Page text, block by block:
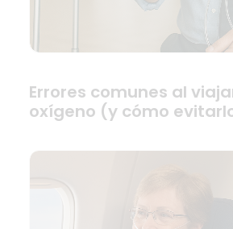
Errores comunes al
oxígeno (y cómo